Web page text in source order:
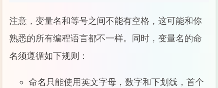
注意，变量名和等号之间不能有空格，这可能和你
熟悉的所有编程语言都不一样。同时，变量名的命
名须遵循如下规则：
命名只能使用英文字母，数字和下划线，首个